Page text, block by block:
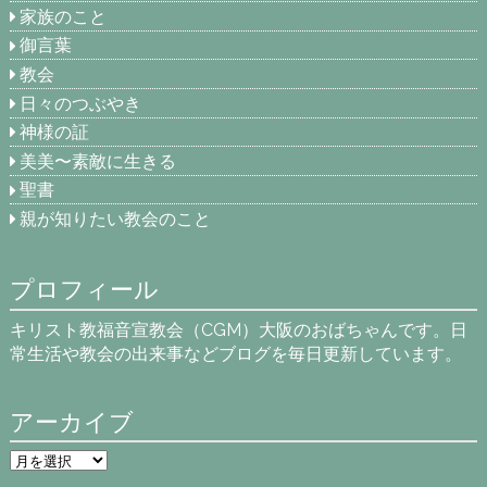
家族のこと
御言葉
教会
日々のつぶやき
神様の証
美美〜素敵に生きる
聖書
親が知りたい教会のこと
プロフィール
キリスト教福音宣教会（CGM）大阪のおばちゃんです。日
常生活や教会の出来事などブログを毎日更新しています。
アーカイブ
ア
ー